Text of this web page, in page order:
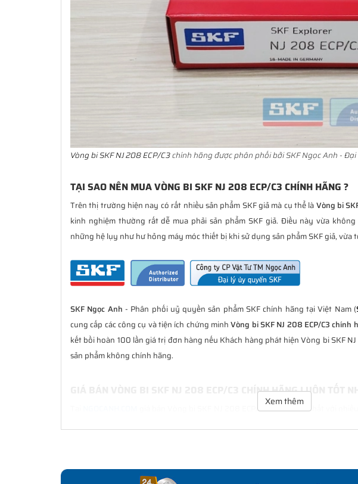
Vòng bi SKF NJ 208 ECP/C3chính hãng được phân phối bởi SKF Ngọc Anh -
TẠI SAO NÊN MUA VÒNG BI SKF NJ 208 ECP/C3 CHÍNH HÃNG ?
Trên thị trường hiện nay có rất nhiều sản phẩm SKF giả mà cụ thể làVòng bi
kinh nghiệm thường rất dễ mua phải sản phẩm SKF giả. Điều này vừa
những hệ lụy như hư hỏng máy móc thiết bị khi sử dụng sản phẩm SKF giả, vừa
SKF Ngọc Anh - Phân phối uỷ quyền sản phẩm SKF chính hãng tại Việt Nam (
cung cấp các công cụ và tiện ích chứng minhVòng bi SKF NJ 208 ECP/C3 chính
kết bồi hoàn 100 lần giá trị đơn hàng nếu Khách hàng phát hiện Vòng bi SKF
sản phẩm không chính hãng.
GIÁ BÁN VÒNG BI SKF NJ 208 ECP/C3 CHÍNH HÃNG LUÔN TỐT
giá bán Vòng bi SKF NJ 208 ECP/C3 luôn là tốt nhất với
CHẾ ĐỘ BẢO HÀNH VÒNG BI SKF NJ 208 ECP/C3 CHÍNH HÃNG
Xem thêm